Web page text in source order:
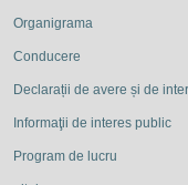
Organigrama
Conducere
Declarații de avere și de
Informaţii de interes public
Program de lucru